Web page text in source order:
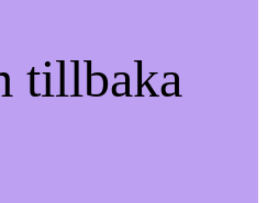
tillbaka